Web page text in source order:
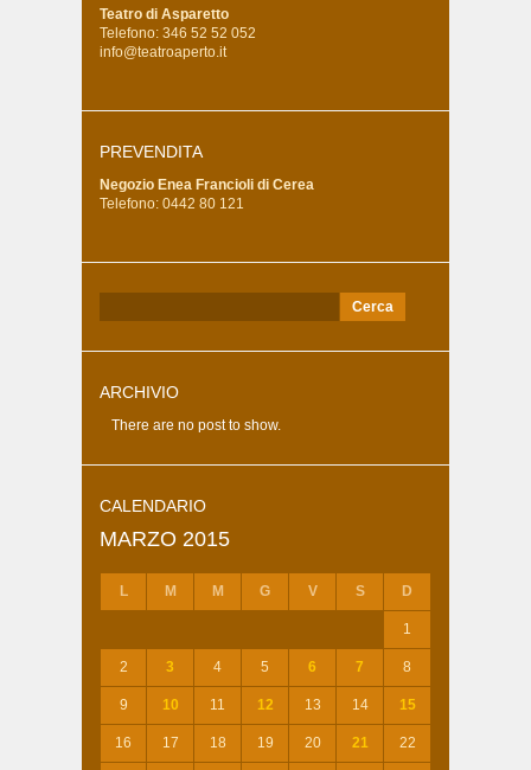
Teatro di Asparetto
Telefono: 346 52 52 052
info@teatroaperto.it
PREVENDITA
Negozio Enea Francioli di Cerea
Telefono: 0442 80 121
per:
ARCHIVIO
There are no post to show.
CALENDARIO
MARZO 2015
L M M G V S D
1
2 3 4 5 6 7 8
9 10 11 12 13 14 15
16 17 18 19 20 21 22